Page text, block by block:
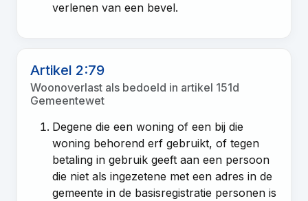
verlenen van een bevel.
Artikel 2:79
Woonoverlast als bedoeld in artikel 151d
Gemeentewet
Degene die een woning of een bij die
woning behorend erf gebruikt, of tegen
betaling in gebruik geeft aan een persoon
die niet als ingezetene met een adres in de
gemeente in de basisregistratie personen is